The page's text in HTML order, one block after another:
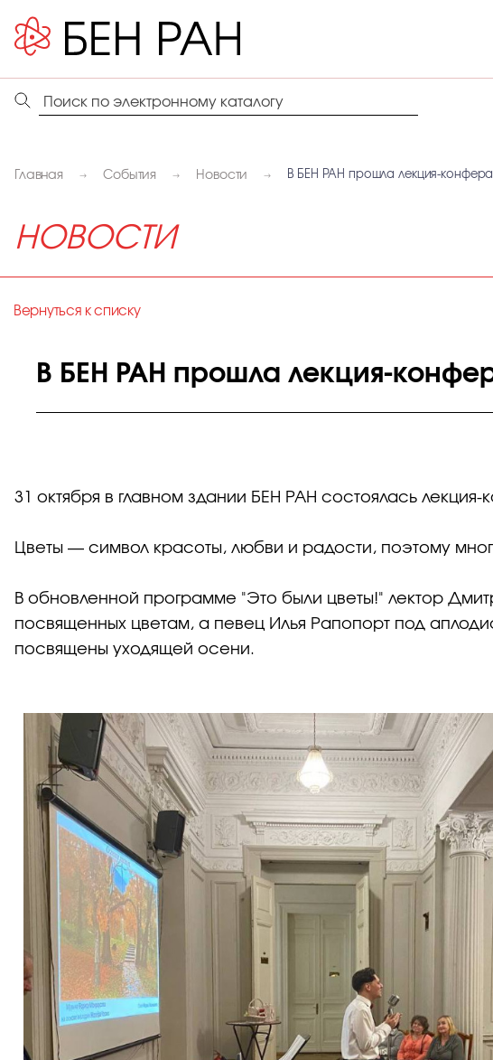
Главная События Новости В БЕН РАН прошла лекция-
НОВОСТИ
Вернуться к списку
В БЕН РАН прошла лекция-
31 октября в главном здании БЕН РАН состоялась
Цветы — символ красоты, любви и радости, поэтому
В обновленной программе "Это были цветы!" лектор
посвященных цветам, а певец Илья Рапопорт под
посвящены уходящей осени.